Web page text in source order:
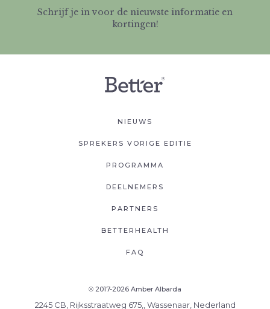
Schrijf je in voor de nieuwste informatie en
kortingen!
NIEUWS
SPREKERS VORIGE EDITIE
PROGRAMMA
DEELNEMERS
PARTNERS
BETTERHEALTH
FAQ
® 2017-2026 Amber Albarda
2245 CB, Rijksstraatweg 675,, Wassenaar, Nederland